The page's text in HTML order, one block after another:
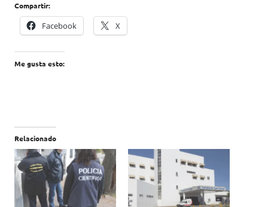
Compartir:
Facebook X
Me gusta esto:
Relacionado